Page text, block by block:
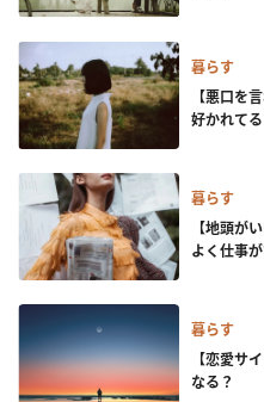
暮らす
【悪口を
好かれて
暮らす
【地頭が
よく仕事
暮らす
【恋愛サ
なる？